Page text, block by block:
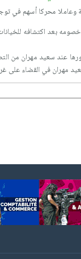
وعاملا محركا أسهم في
بعد اكتشافه
عند سعيد مهران من
مهران في القضاء على